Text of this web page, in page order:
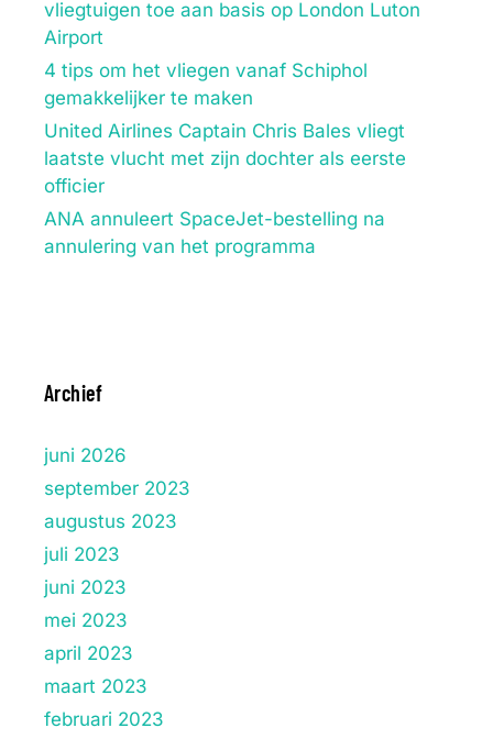
vliegtuigen toe aan basis op London Luton
Airport
4 tips om het vliegen vanaf Schiphol
gemakkelijker te maken
United Airlines Captain Chris Bales vliegt
laatste vlucht met zijn dochter als eerste
officier
ANA annuleert SpaceJet-bestelling na
annulering van het programma
Archief
juni 2026
september 2023
augustus 2023
juli 2023
juni 2023
mei 2023
april 2023
maart 2023
februari 2023